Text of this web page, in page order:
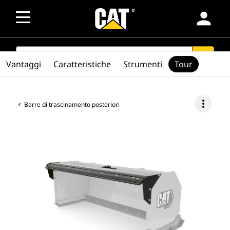
person
SEARCH search
Barre di trascinamento posteriori more_vert
Vantaggi Caratteristiche Strumenti Tour